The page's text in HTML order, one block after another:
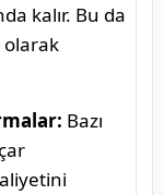
kalır. Bu da
olarak
Bazı